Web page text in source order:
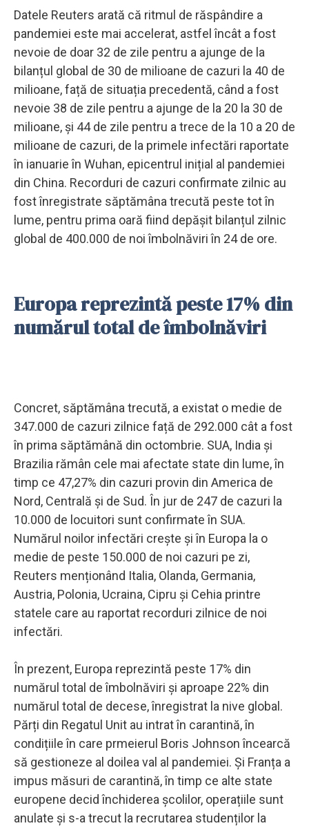
Datele Reuters arată că ritmul de răspândire a
pandemiei este mai accelerat, astfel încât a fost
nevoie de doar 32 de zile pentru a ajunge de la
bilanțul global de 30 de milioane de cazuri la 40 de
milioane, față de situația precedentă, când a fost
nevoie 38 de zile pentru a ajunge de la 20 la 30 de
milioane, și 44 de zile pentru a trece de la 10 a 20 de
milioane de cazuri, de la primele infectări raportate
în ianuarie în Wuhan, epicentrul inițial al pandemiei
din China. Recorduri de cazuri confirmate zilnic au
fost înregistrate săptămâna trecută peste tot în
lume, pentru prima oară fiind depășit bilanțul zilnic
global de 400.000 de noi îmbolnăviri în 24 de ore.
Europa reprezintă peste 17% din
numărul total de îmbolnăviri
Concret, săptămâna trecută, a existat o medie de
347.000 de cazuri zilnice față de 292.000 cât a fost
în prima săptămână din octombrie. SUA, India și
Brazilia rămân cele mai afectate state din lume, în
timp ce 47,27% din cazuri provin din America de
Nord, Centrală și de Sud. În jur de 247 de cazuri la
10.000 de locuitori sunt confirmate în SUA.
Numărul noilor infectări crește și în Europa la o
medie de peste 150.000 de noi cazuri pe zi,
Reuters menționând Italia, Olanda, Germania,
Austria, Polonia, Ucraina, Cipru și Cehia printre
statele care au raportat recorduri zilnice de noi
infectări.
În prezent, Europa reprezintă peste 17% din
numărul total de îmbolnăviri și aproape 22% din
numărul total de decese, înregistrat la nive global.
Părți din Regatul Unit au intrat în carantină, în
condițiile în care prmeierul Boris Johnson încearcă
să gestioneze al doilea val al pandemiei. Și Franța a
impus măsuri de carantină, în timp ce alte state
europene decid închiderea școlilor, operațiile sunt
anulate și s-a trecut la recrutarea studenților la